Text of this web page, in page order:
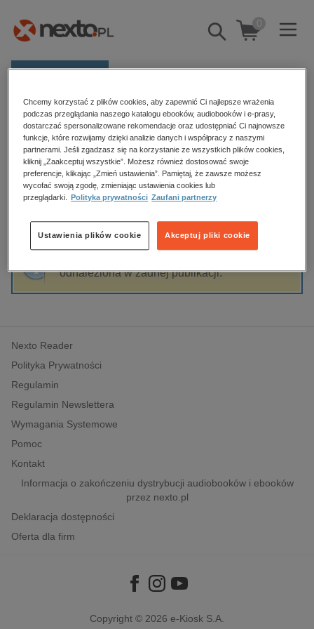
Pokaż/schowaj
wyszukiwarkę
0
Kategorie
Zobacz wszystkie E-prasa
budownictwo, aranżacja wnętrz
biznesowe, branżowe, gospodarka
dzienniki
edukacja
hobby, sport, rozrywka
komputery, internet, technologie, informatyka
polityka, społeczno-informacyjne
psychologiczne
inne
popularno-naukowe
historia
Strona główna Aleksandra Sylburska
Aleksandra Sylburska
Sortowanie Filtrowanie
odnaleziona w żadnej publikacji.
Nexto Reader
Polityka Prywatności
Regulamin
Regulamin Newslettera
Wymagania Systemowe
Pomoc
Kontakt
Informacja o zakończeniu dystrybucji audiobooków i ebooków
przez nexto.pl
Deklaracja dostępności
Oferta dla firm
Copyright © 2026 e-Kiosk S.A.
Chcemy korzystać z plików cookies, aby zapewnić Ci najlepsze wrażenia
podczas przeglądania naszego katalogu ebooków, audiobooków i e-prasy,
dostarczać spersonalizowane rekomendacje oraz udostępniać Ci najnowsze
funkcje, które rozwijamy dzięki analizie danych i współpracy z naszymi
partnerami. Jeśli zgadzasz się na korzystanie ze wszystkich plików cookies,
kliknij „Zaakceptuj wszystkie”. Możesz również dostosować swoje
preferencje, klikając „Zmień ustawienia”. Pamiętaj, że zawsze możesz
wycofać swoją zgodę, zmieniając ustawienia cookies lub
przeglądarki.
Polityka prywatności Zaufani partnerzy
Akceptuj pliki cookie
Ustawienia plików cookie